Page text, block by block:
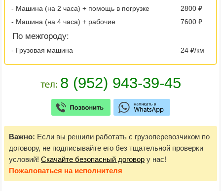
- Машина (на 2 часа) + помощь в погрузке
2800 ₽
- Машина (на 4 часа) + рабочие
7600 ₽
По межгороду:
- Грузовая машина 24 ₽/км
Важно: Если вы решили работать с грузоперевозчиком по
договору, не подписывайте его без тщательной проверки
условий! Скачайте безопасный договор у нас!
Пожаловаться на исполнителя